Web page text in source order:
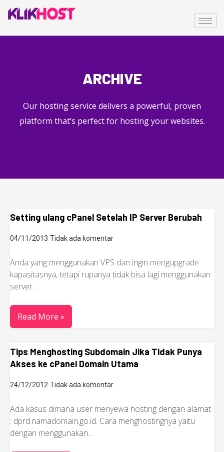
ARCHIVE
Our hosting service delivers a powerful, proven
platform that’s perfect for hosting your websites.
Setting ulang cPanel Setelah IP Server Berubah
04/11/2013 Tidak ada komentar
Anda yang menggunakan VPS dan ingin mengupgrade
kapasitasnya, tetapi rupanya tidak bisa lagi menggunakan
server…
Read More »
Tips Menghosting Subdomain Jika Tidak Punya
Akses ke cPanel Domain Utama
24/12/2012 Tidak ada komentar
Ada kasus dimana user menyewa hosting dengan alamat
: dprd.namadomain.go.id. Cara menghostingnya yaitu
dengan menggunakan…